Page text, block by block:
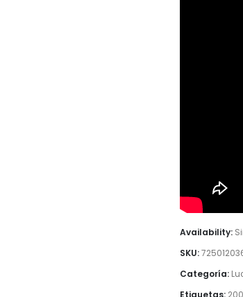
Availability:
SKU:
Categoría:
Etiquetas: